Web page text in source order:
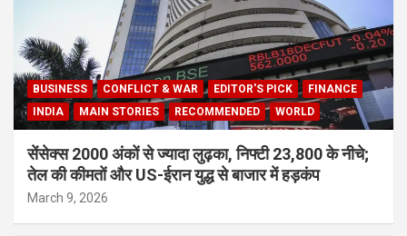
BUSINESS CONFLICT & WAR EDITOR'S PICK
FINANCE
INDIA
MAIN STORIES RECOMMENDED WORLD
सेंसेक्स 2000 अंकों से ज्यादा लुढ़का, निफ्टी 23,800 के नीचे;
तेल की कीमतों और US-ईरान युद्ध से बाजार में हड़कंप
March 9, 2026